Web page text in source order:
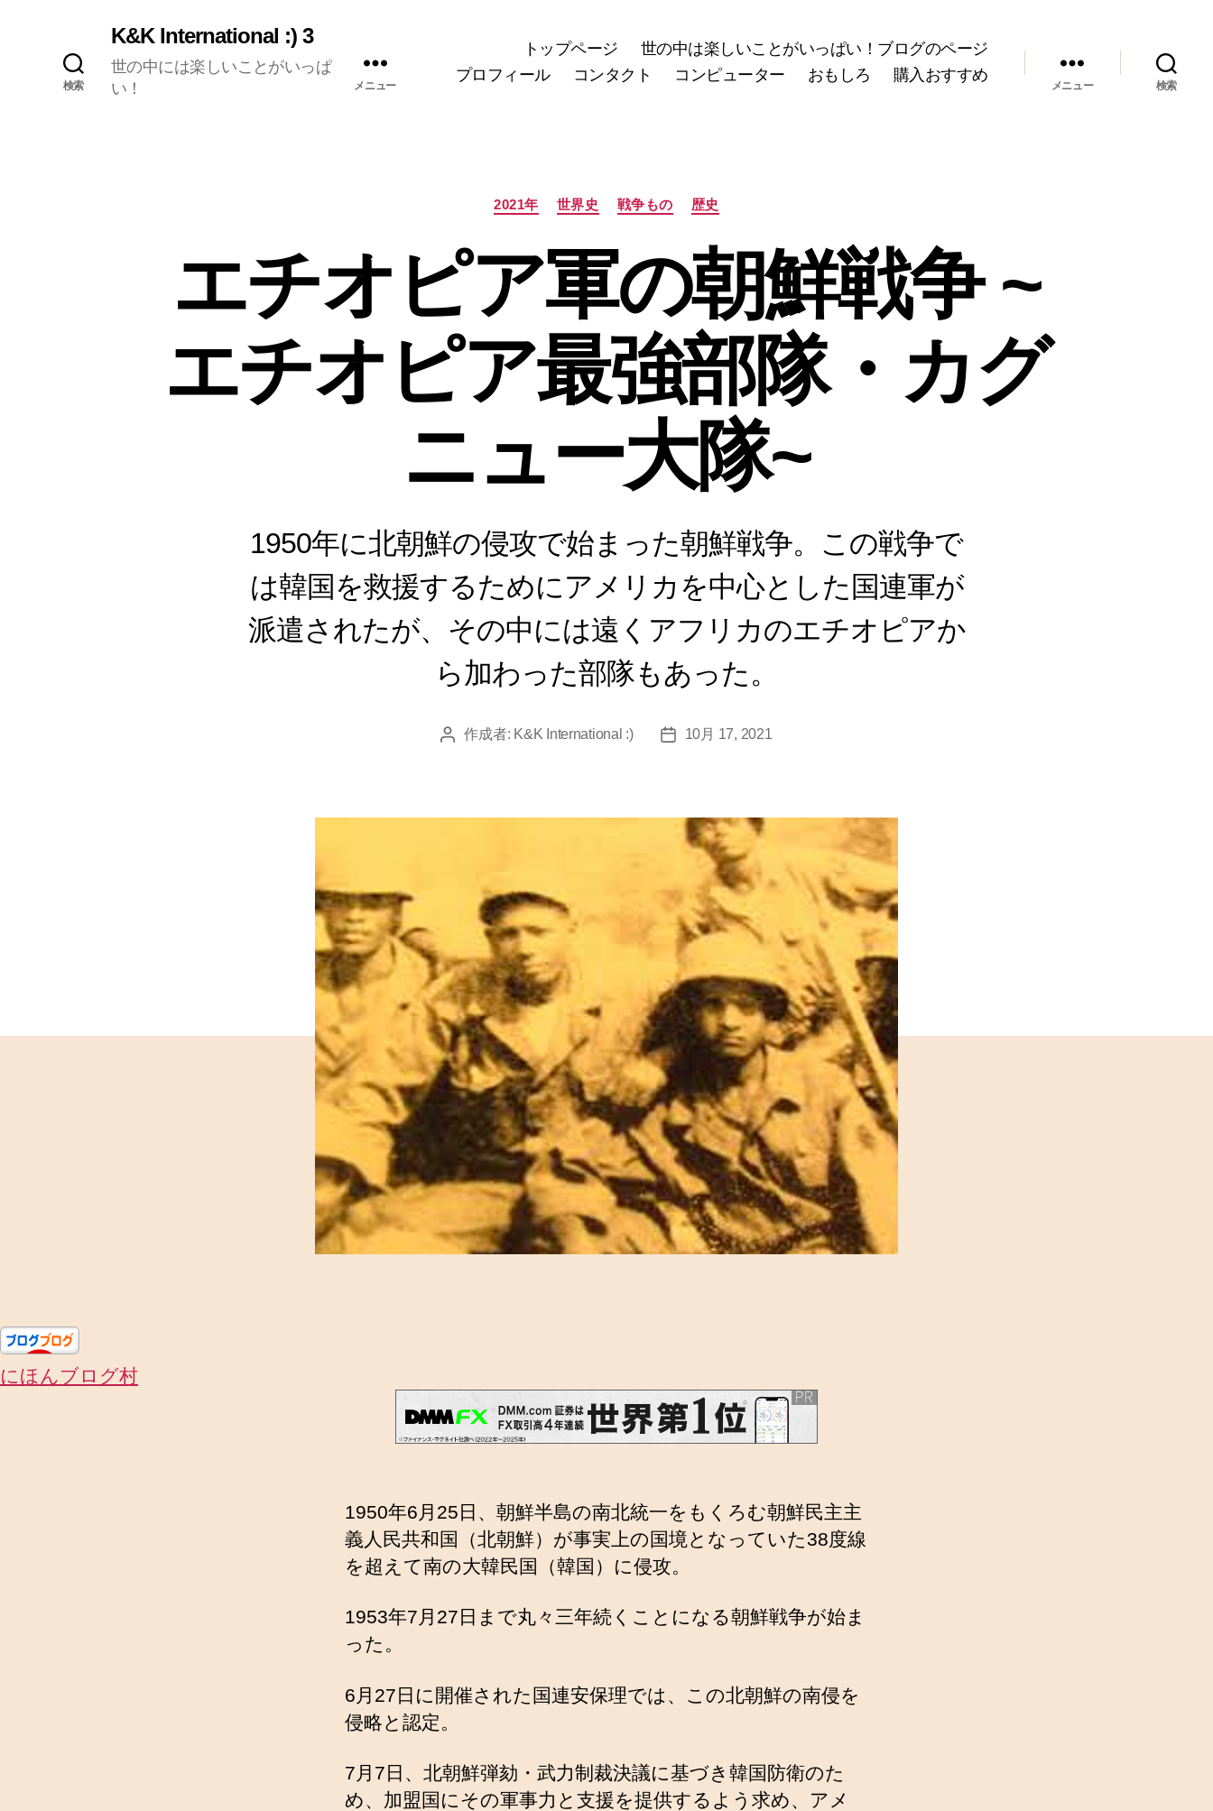
検索
K&K International :) 3
世の中には楽しいことがいっぱ
い！
メニュー
トップページ
世の中は楽しいことがいっぱい！ブログのページ
プロフィール
コンタクト コンピューター おもしろ 購入おすすめ
メニュー 検索
カ
テ
リ
ー
2021年 世界史 戦争もの 歴史
エチオピア軍の朝鮮戦争 ~
エチオピア最強部隊・カグ
ニュー大隊~
1950年に北朝鮮の侵攻で始まった朝鮮戦争。この戦争で
は韓国を救援するためにアメリカを中心とした国連軍が
派遣されたが、その中には遠くアフリカのエチオピアか
ら加わった部隊もあった。
投
作成者: K&K International :)
投
10月 17, 2021
にほんブログ村
1950年6月25日、朝鮮半島の南北統一をもくろむ朝鮮民主主
義人民共和国（北朝鮮）が事実上の国境となっていた38度線
を超えて南の大韓民国（韓国）に侵攻。
1953年7月27日まで丸々三年続くことになる朝鮮戦争が始ま
った。
6月27日に開催された国連安保理では、この北朝鮮の南侵を
侵略と認定。
7月7日、北朝鮮弾劾・武力制裁決議に基づき韓国防衛のた
め、加盟国にその軍事力と支援を提供するよう求め、アメ